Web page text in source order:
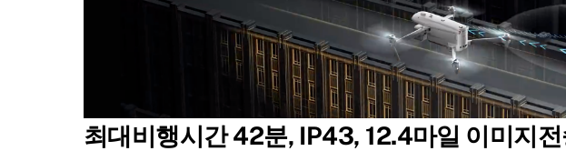
최대비행시간 42분, IP43, 12.4마일 이미지